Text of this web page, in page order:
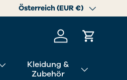
Land/Region
Österreich (EUR €)
Einloggen
Kleidung &
Zubehör